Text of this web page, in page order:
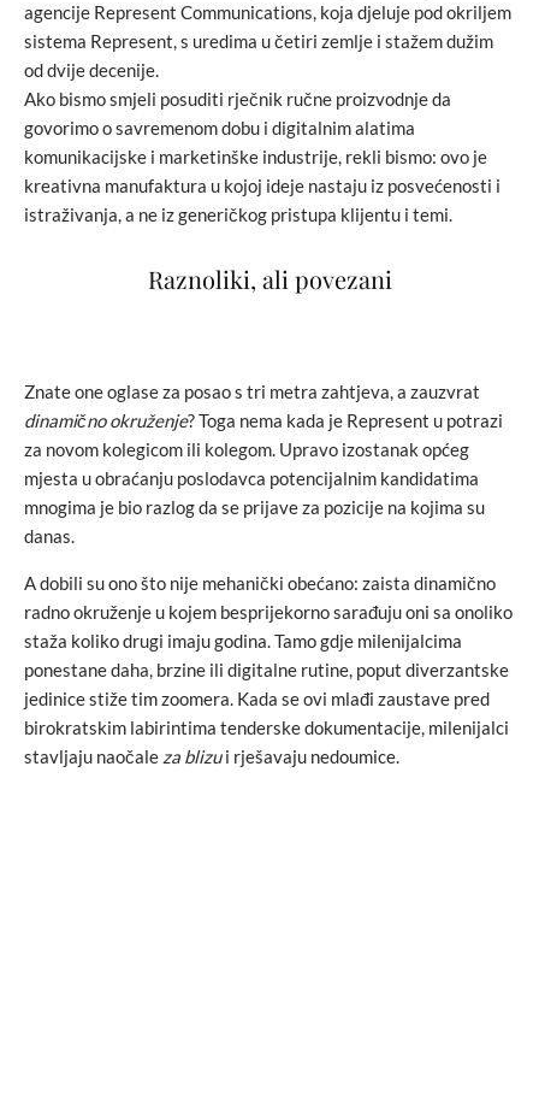
agencije Represent Communications, koja djeluje pod okriljem
sistema Represent, s uredima u četiri zemlje i stažem dužim
od dvije decenije.
Ako bismo smjeli posuditi rječnik ručne proizvodnje da
govorimo o savremenom dobu i digitalnim alatima
komunikacijske i marketinške industrije, rekli bismo: ovo je
kreativna manufaktura u kojoj ideje nastaju iz posvećenosti i
istraživanja, a ne iz generičkog pristupa klijentu i temi.
Raznoliki, ali povezani
Znate one oglase za posao s tri metra zahtjeva, a zauzvrat
dinamično okruženje? Toga nema kada je Represent u potrazi
za novom kolegicom ili kolegom. Upravo izostanak općeg
mjesta u obraćanju poslodavca potencijalnim kandidatima
mnogima je bio razlog da se prijave za pozicije na kojima su
danas.
A dobili su ono što nije mehanički obećano: zaista dinamično
radno okruženje u kojem besprijekorno sarađuju oni sa onoliko
staža koliko drugi imaju godina. Tamo gdje milenijalcima
ponestane daha, brzine ili digitalne rutine, poput diverzantske
jedinice stiže tim zoomera. Kada se ovi mlađi zaustave pred
birokratskim labirintima tenderske dokumentacije, milenijalci
stavljaju naočale za blizui rješavaju nedoumice.